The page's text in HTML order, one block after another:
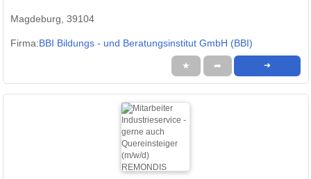
Magdeburg, 39104
Firma:BBI Bildungs - und Beratungsinstitut GmbH (BBI)
★ ➦ ➜